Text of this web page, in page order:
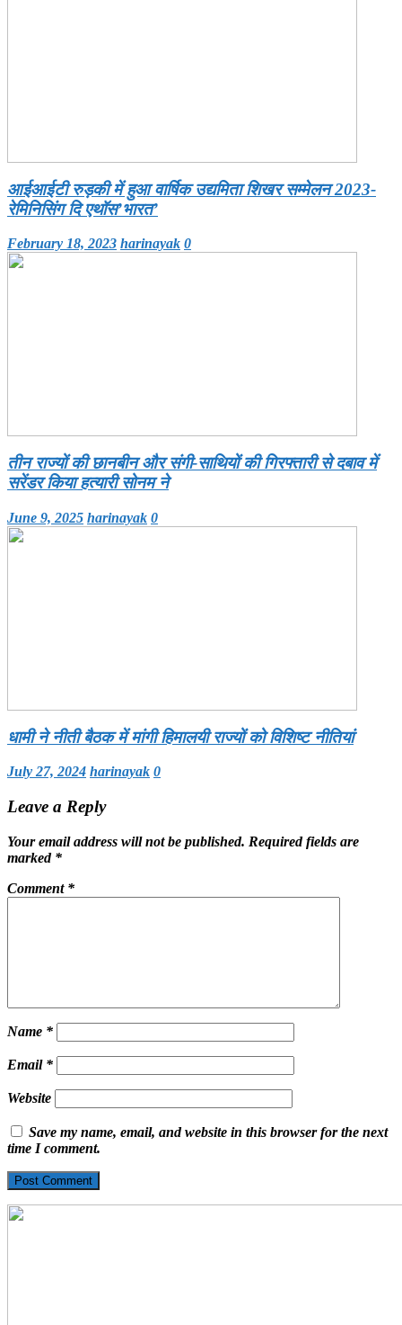
आईआईटी रुड़की में हुआ वार्षिक उद्यमिता शिखर सम्मेलन 2023-
रेमिनिसिंग दि एथॉस’भारत’
February 18, 2023 harinayak 0
तीन राज्यों की छानबीन और संगी-साथियों की गिरफ्तारी से दबाव में
सरेंडर किया हत्यारी सोनम ने
June 9, 2025 harinayak 0
धामी ने नीती बैठक में मांगी हिमालयी राज्यों को विशिष्ट नीतियां
July 27, 2024 harinayak 0
Leave a Reply
Your email address will not be published. Required fields are
marked *
Comment *
Name *
Email *
Website
Save my name, email, and website in this browser for the next
time I comment.